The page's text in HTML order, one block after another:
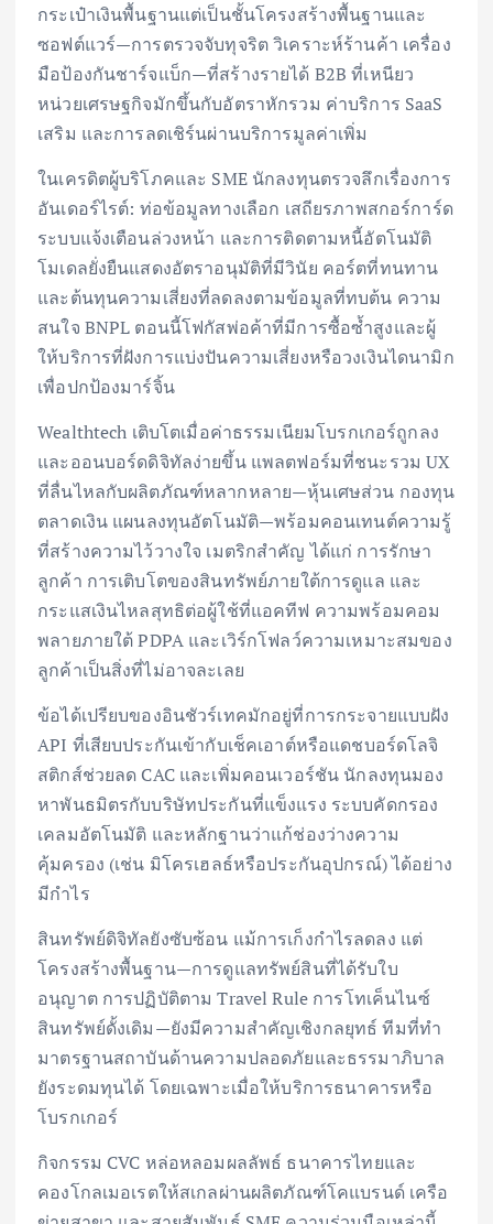
กระเป๋าเงินพื้นฐานแต่เป็นชั้นโครงสร้างพื้นฐานและ
ซอฟต์แวร์—การตรวจจับทุจริต วิเคราะห์ร้านค้า เครื่อง
มือป้องกันชาร์จแบ็ก—ที่สร้างรายได้ B2B ที่เหนียว
หน่วยเศรษฐกิจมักขึ้นกับอัตราหักรวม ค่าบริการ SaaS
เสริม และการลดเชิร์นผ่านบริการมูลค่าเพิ่ม
ในเครดิตผู้บริโภคและ SME นักลงทุนตรวจลึกเรื่องการ
อันเดอร์ไรต์: ท่อข้อมูลทางเลือก เสถียรภาพสกอร์การ์ด
ระบบแจ้งเตือนล่วงหน้า และการติดตามหนี้อัตโนมัติ
โมเดลยั่งยืนแสดงอัตราอนุมัติที่มีวินัย คอร์ตที่ทนทาน
และต้นทุนความเสี่ยงที่ลดลงตามข้อมูลที่ทบต้น ความ
สนใจ BNPL ตอนนี้โฟกัสพ่อค้าที่มีการซื้อซ้ำสูงและผู้
ให้บริการที่ฝังการแบ่งปันความเสี่ยงหรือวงเงินไดนามิก
เพื่อปกป้องมาร์จิ้น
Wealthtech เติบโตเมื่อค่าธรรมเนียมโบรกเกอร์ถูกลง
และออนบอร์ดดิจิทัลง่ายขึ้น แพลตฟอร์มที่ชนะรวม UX
ที่ลื่นไหลกับผลิตภัณฑ์หลากหลาย—หุ้นเศษส่วน กองทุน
ตลาดเงิน แผนลงทุนอัตโนมัติ—พร้อมคอนเทนต์ความรู้
ที่สร้างความไว้วางใจ เมตริกสำคัญ ได้แก่ การรักษา
ลูกค้า การเติบโตของสินทรัพย์ภายใต้การดูแล และ
กระแสเงินไหลสุทธิต่อผู้ใช้ที่แอคทีฟ ความพร้อมคอม
พลายภายใต้ PDPA และเวิร์กโฟลว์ความเหมาะสมของ
ลูกค้าเป็นสิ่งที่ไม่อาจละเลย
ข้อได้เปรียบของอินชัวร์เทคมักอยู่ที่การกระจายแบบฝัง
API ที่เสียบประกันเข้ากับเช็คเอาต์หรือแดชบอร์ดโลจิ
สติกส์ช่วยลด CAC และเพิ่มคอนเวอร์ชัน นักลงทุนมอง
หาพันธมิตรกับบริษัทประกันที่แข็งแรง ระบบคัดกรอง
เคลมอัตโนมัติ และหลักฐานว่าแก้ช่องว่างความ
คุ้มครอง (เช่น มิโครเฮลธ์หรือประกันอุปกรณ์) ได้อย่าง
มีกำไร
สินทรัพย์ดิจิทัลยังซับซ้อน แม้การเก็งกำไรลดลง แต่
โครงสร้างพื้นฐาน—การดูแลทรัพย์สินที่ได้รับใบ
อนุญาต การปฏิบัติตาม Travel Rule การโทเค็นไนซ์
สินทรัพย์ดั้งเดิม—ยังมีความสำคัญเชิงกลยุทธ์ ทีมที่ทำ
มาตรฐานสถาบันด้านความปลอดภัยและธรรมาภิบาล
ยังระดมทุนได้ โดยเฉพาะเมื่อให้บริการธนาคารหรือ
โบรกเกอร์
กิจกรรม CVC หล่อหลอมผลลัพธ์ ธนาคารไทยและ
คองโกลเมอเรตให้สเกลผ่านผลิตภัณฑ์โคแบรนด์ เครือ